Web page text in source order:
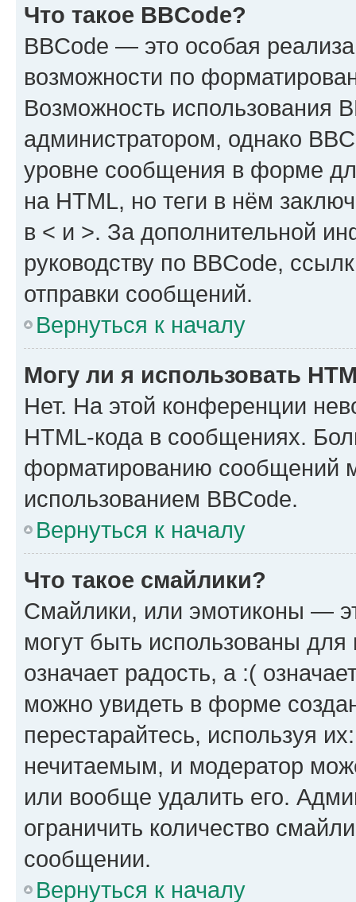
Что такое BBCode?
BBCode — это особая
возможности по
Возможность использования
администратором, однако
уровне сообщения в форме
на HTML, но теги в нём
в < и >. За дополнительной
руководству по BBCode,
отправки сообщений.
Вернуться к началу
Могу ли я использовать
Нет. На этой конференции
HTML-кода в сообщениях.
форматированию сообщений
использованием BBCode.
Вернуться к началу
Что такое смайлики?
Смайлики, или эмотиконы —
могут быть использованы
означает радость, а :(
можно увидеть в форме
перестарайтесь, используя
нечитаемым, и модератор
или вообще удалить его.
ограничить количество
сообщении.
Вернуться к началу